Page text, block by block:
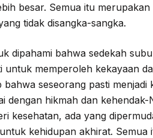
besar. Semua itu
tidak disangka-sangka.
dipahami bahwa sedekah
untuk memperoleh kekayaan
bahwa seseorang pasti
dengan hikmah dan
kesehatan, ada yang
kehidupan akhirat.